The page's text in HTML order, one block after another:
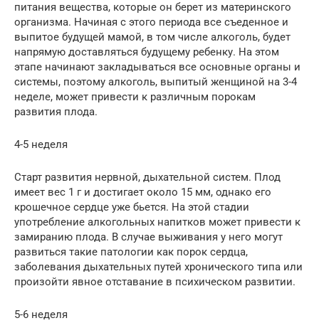
питания вещества, которые он берет из материнского
организма. Начиная с этого периода все съеденное и
выпитое будущей мамой, в том числе алкоголь, будет
напрямую доставляться будущему ребенку. На этом
этапе начинают закладываться все основные органы и
системы, поэтому алкоголь, выпитый женщиной на 3-4
неделе, может привести к различным порокам
развития плода.
4-5 неделя
Старт развития нервной, дыхательной систем. Плод
имеет вес 1 г и достигает около 15 мм, однако его
крошечное сердце уже бьется. На этой стадии
употребление алкогольных напитков может привести к
замиранию плода. В случае выживания у него могут
развиться такие патологии как порок сердца,
заболевания дыхательных путей хронического типа или
произойти явное отставание в психическом развитии.
5-6 неделя